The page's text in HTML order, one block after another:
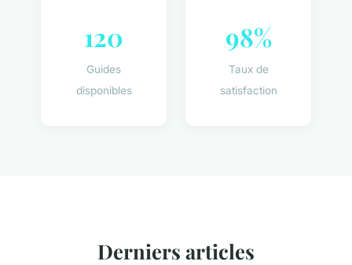
120
Guides
disponibles
98%
Taux de
satisfaction
Derniers articles